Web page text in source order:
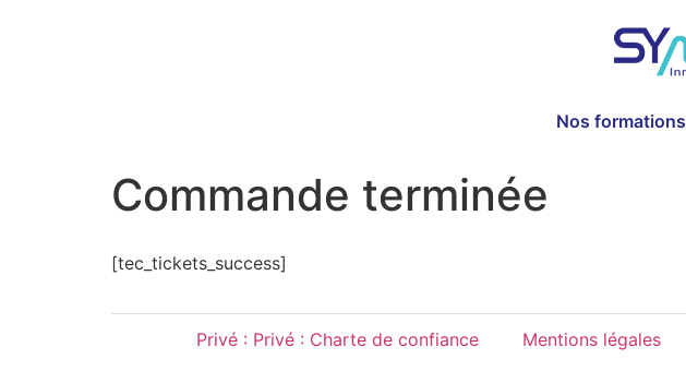
Nos formations
Commande terminée
[tec_tickets_success]
Privé : Privé : Charte de confiance Mentions légales